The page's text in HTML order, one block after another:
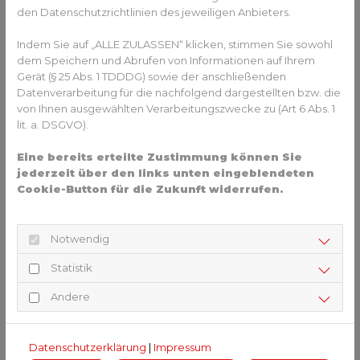
Dein Ansprechpartner
Auch die Garten- und Hausgestaltung gehört zu den
Aufgabenbereichen von Steinmetz:innen. Hofeinfahrten
können mit Hilfe von Steinmetzen und Steinmetzinnen
individuell verschönert werden. Pflastersteine aus Natur-
oder Kunststein sind ein toller Blickfang. Aber auch auf
Terrassen können Pflaster oder Fliesen aus Stein eine
besonders edle Atmosphäre schaffen.
Mehr Informationen zum Thema Steinmetz finden Sie
den Datenschutzrichtlinien des jeweiligen Anbieters.
Indem Sie auf „ALLE ZULASSEN“ klicken, stimmen Sie sowohl
dem Speichern und Abrufen von Informationen auf Ihrem
Gerät (§ 25 Abs. 1 TDDDG) sowie der anschließenden
Datenverarbeitung für die nachfolgend dargestellten bzw. die
von Ihnen ausgewählten Verarbeitungszwecke zu (Art 6 Abs. 1
lit. a. DSGVO).
Eine bereits erteilte Zustimmung können Sie
jederzeit über den links unten eingeblendeten
Cookie-Button für die Zukunft widerrufen.
Notwendig
Statistik
Andere
Datenschutzerklärung | Impressum